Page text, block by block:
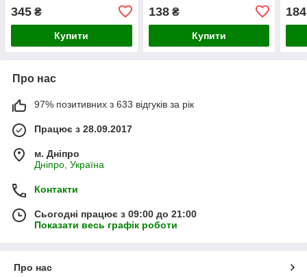
345 ₴
Купити
138₴
Купити
184
Про нас
97% позитивних з 633 відгуків за рік
Працює з 28.09.2017
м. Дніпро
Дніпро, Україна
Контакти
Сьогодні працює з 09:00 до 21:00
Показати весь графік роботи
Про нас